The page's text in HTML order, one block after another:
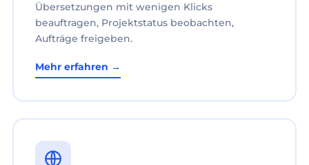
Übersetzungen mit wenigen Klicks
beauftragen, Projektstatus beobachten,
Aufträge freigeben.
Mehr erfahren →